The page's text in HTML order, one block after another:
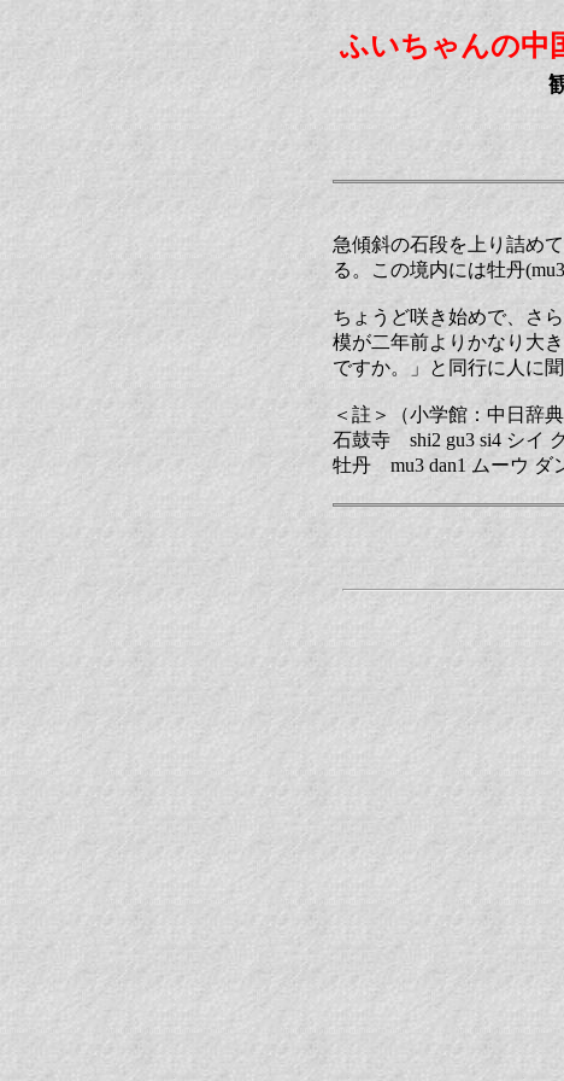
ふいちゃんの中
急傾斜の石段を上り詰め
る。この境内には牡丹
ちょうど咲き始めで、さ
模が二年前よりかなり大
ですか。」と同行に人に
＜註＞（小学館：中日辞
石鼓寺 shi2 gu3 si4 シイ
牡丹 mu3 dan1 ムーウ ダ